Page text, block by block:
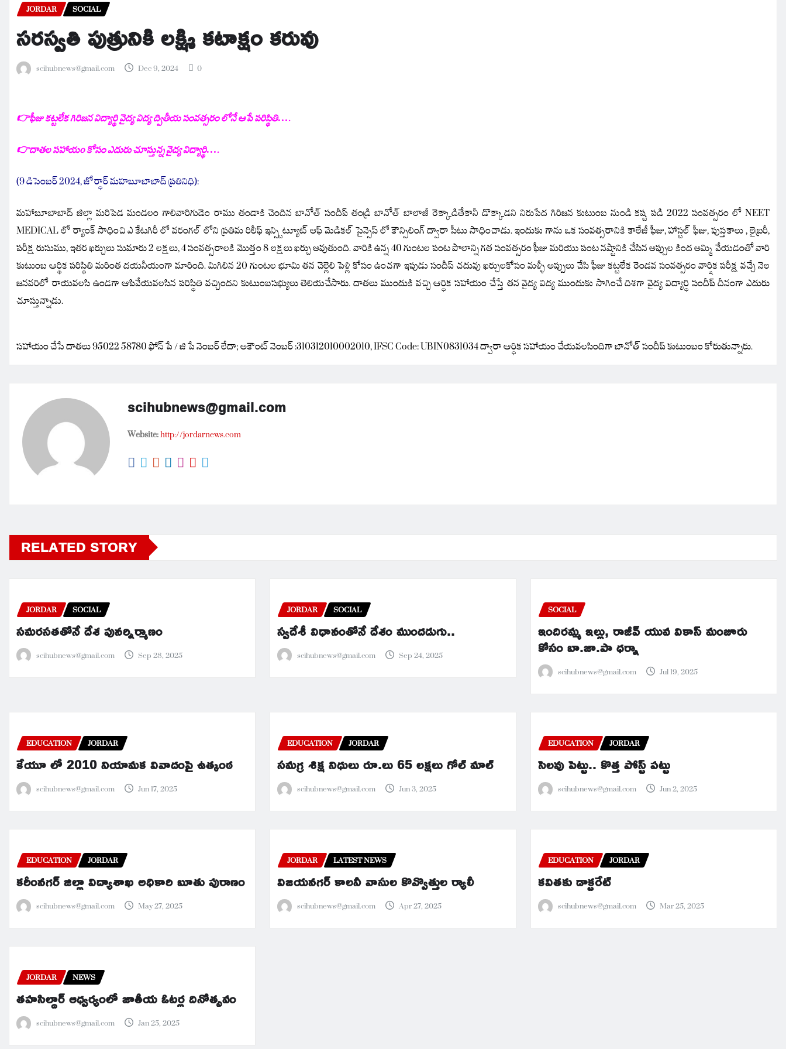
JORDAR SOCIAL
సరస్వతి పుత్రునికి లక్ష్మి కటాక్షం కరువు
scihubnews@gmail.com Dec 9, 2024 0
👉ఫీజు కట్టలేక గిరిజన విద్యార్థి వైద్య విద్య ద్వితీయ సంవత్సరం లోనే ఆపే పరిస్థితి….
👉దాతల సహాయo కోసం ఎదురు చూస్తున్న వైద్య విద్యార్థి….
(9 డిసెంబర్ 2024, జోర్ధార్మహబూబాబాద్ ప్రతినిధి):
మహాబూబాబాద్ జిల్లా మరిపెడ మండలం గాలివారిగుడెం రాము తండాకి చెందిన బానోత్ సందీప్ తండ్రి బానోత్ బాలాజీ రెక్కాడితేకానీ డొక్కాడని నిరుపేద గిరిజన కుటుంబ నుండి కష్ట పడి2022 సంవత్సరం లో NEET
MEDICAL లో ర్యాంక్ సాధించి ఎ కేటగిరీ లో వరంగల్ లోని ప్రతిమ రిలీఫ్ ఇన్స్టిట్యూట్ అఫ్ మెడికల్ సైన్సెస్ లో కౌన్సిలింగ్ ద్వారా సీటు సాధించాడు.ఇందుకు గాను ఒక సంవత్సరానికి కాలేజీ ఫీజు, హాస్టల్ ఫీజు, పుస్తకాలు , లైబ్రరీ,
పరీక్ష రుసుము, ఇతర ఖర్చులు సుమారు 2 లక్షలు, 4 సంవత్సరాలకి మొత్తం 8 లక్షలు ఖర్చు అవుతుంది.వారికి ఉన్న 40 గుంటల పంట పొలాన్ని గత సంవత్సరం ఫీజు మరియు పంట నష్టానికి చేసిన అప్పుల కింద అమ్మి వేయడంతోవారి
కుటుంబ ఆర్థిక పరిస్థితి మరింత దయనీయంగా మారింది.మిగిలిన 20 గుంటల భూమి తన చెల్లెలి పెళ్లి కోసం ఉంచగా ఇపుడు సందీప్ చదువు ఖర్చులకోసం మళ్ళీ అప్పులు చేసి ఫీజు కట్టలేక రెండవ సంవత్సరం వార్షిక పరీక్ష వచ్చే నెల
జనవరిలో రాయవలసి ఉండగా ఆపివేయవలసిన పరిస్థితి వచ్చిందని కుటుంబసభ్యులు తెలియచేసారు.దాతలు ముందుకి వచ్చి ఆర్ధిక సహాయం చేస్తే తన వైద్య విద్య ముందుకు సాగించే దిశగా వైద్య విద్యార్థి సందీప్ దీనంగా ఎదురు
చూస్తున్నాడు.
సహాయం చేసే దాతలు95022 58780 ఫోన్ పే / జి పే నెంబర్ లేదా;అకౌంట్ నెంబర్ :310312010002010,IFSC Code: UBIN0831034ద్వారా ఆర్ధిక సహాయం చేయవలసిందిగా బానోత్ సందీప్ కుటుంబం కోరుతున్నారు.
scihubnews@gmail.com
Website:http://jordarnews.com
RELATED STORY
JORDAR SOCIAL
సమరసతతోనే దేశ పునర్నిర్మాణం
scihubnews@gmail.com Sep 28, 2025
JORDAR SOCIAL
స్వదేశీ విధానంతోనే దేశం ముందడుగు..
scihubnews@gmail.com Sep 24, 2025
SOCIAL
ఇందిరమ్మ ఇల్లు, రాజీవ్ యువ వికాస్ మంజూరు
కోసం బా.జా.పా ధర్నా
scihubnews@gmail.com Jul 19, 2025
EDUCATION JORDAR
కేయూ లో 2010 నియామక వివాదంపై ఉత్కంఠ
scihubnews@gmail.com Jun 17, 2025
EDUCATION JORDAR
సమగ్ర శిక్ష నిధులు రూ.లు 65 లక్షలు గోల్ మాల్
scihubnews@gmail.com Jun 3, 2025
EDUCATION JORDAR
సెలవు పెట్టు.. కొత్త పోస్ట్ పట్టు
scihubnews@gmail.com Jun 2, 2025
EDUCATION JORDAR
కరీంనగర్ జిల్లా విద్యాశాఖ అధికారి బూతు పురాణం
scihubnews@gmail.com May 27, 2025
JORDAR LATEST NEWS
విజయనగర్ కాలనీ వాసుల కొవ్వొత్తుల ర్యాలీ
scihubnews@gmail.com Apr 27, 2025
EDUCATION JORDAR
కవితకు డాక్టరేట్
scihubnews@gmail.com Mar 25, 2025
JORDAR NEWS
తహసిల్దార్ ఆధ్వర్యంలో జాతీయ ఓటర్ల దినోత్సవం
scihubnews@gmail.com Jan 25, 2025